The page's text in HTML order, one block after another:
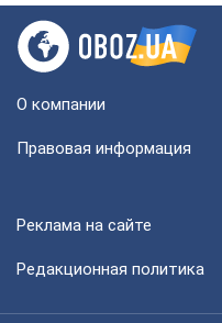
О компании
Правовая информация
Реклама на сайте
Редакционная политика